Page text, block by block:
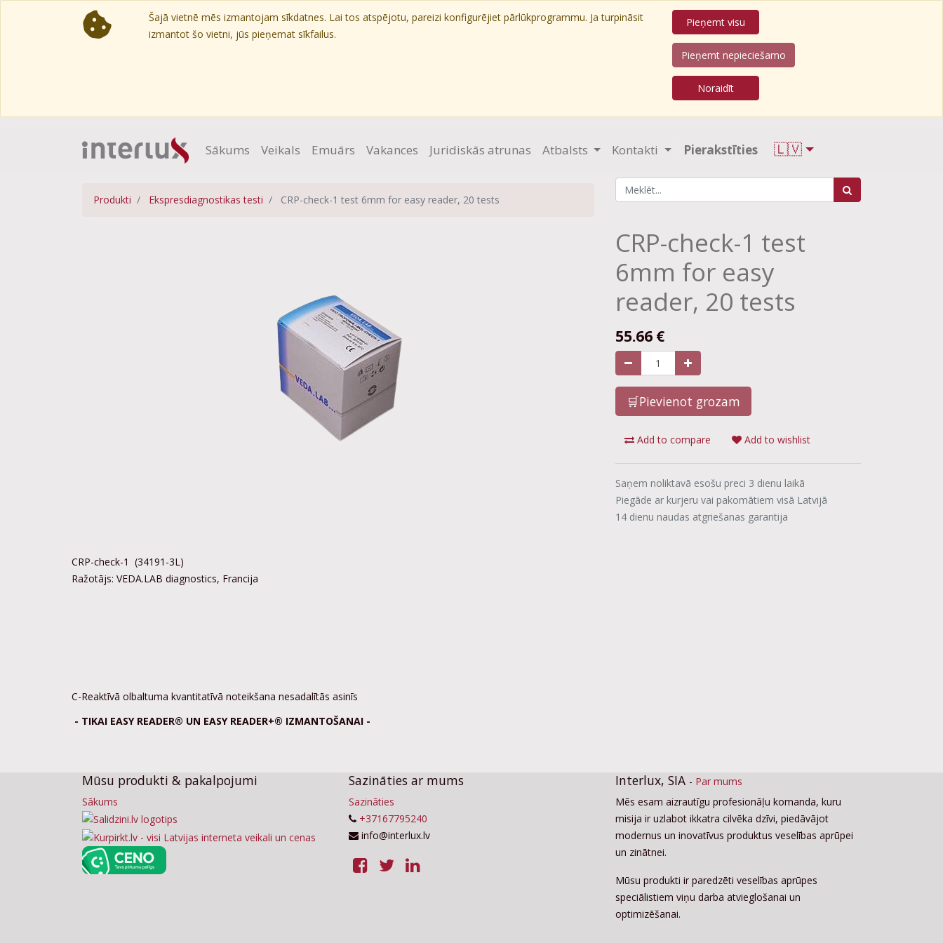
Šajā vietnē mēs izmantojam sīkdatnes. Lai tos atspējotu, pareizi konfigurējiet pārlūkprogrammu. Ja turpināsit
izmantot šo vietni, jūs pieņemat sīkfailus.
Pieņemt visu
Pieņemt nepieciešamo
Noraidīt
Sākums Veikals Emuārs Vakances Juridiskās atrunas Atbalsts Kontakti Pierakstīties 🇱🇻
Produkti Ekspresdiagnostikas testi CRP-check-1 test 6mm for easy reader, 20 tests
CRP-check-1 test
6mm for easy
reader, 20 tests
55.66 €
🛒Pievienot grozam
Add to compare Add to wishlist
Saņem noliktavā esošu preci 3 dienu laikā
Piegāde ar kurjeru vai pakomātiem visā Latvijā
14 dienu naudas atgriešanas garantija
CRP-check-1 (34191-3L)
Ražotājs: VEDA.LAB diagnostics, Francija
C-Reaktīvā olbaltuma kvantitatīvā noteikšana nesadalītās asinīs
- TIKAI EASY READER® UN EASY READER+® IZMANTOŠANAI -
Mūsu produkti & pakalpojumi
Sākums
Sazināties ar mums
Sazināties
+37167795240
info@interlux.lv
Interlux, SIA - Par mums
Mēs esam aizrautīgu profesionāļu komanda, kuru
misija ir uzlabot ikkatra cilvēka dzīvi, piedāvājot
modernus un inovatīvus produktus veselības aprūpei
un zinātnei.
Mūsu produkti ir paredzēti veselības aprūpes
speciālistiem viņu darba atvieglošanai un
optimizēšanai.